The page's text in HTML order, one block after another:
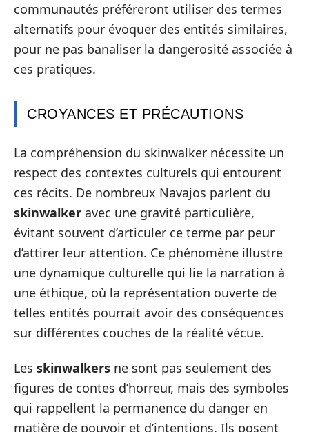
communautés préféreront utiliser des termes
alternatifs pour évoquer des entités similaires,
pour ne pas banaliser la dangerosité associée à
ces pratiques.
CROYANCES ET PRÉCAUTIONS
La compréhension du skinwalker nécessite un
respect des contextes culturels qui entourent
ces récits. De nombreux Navajos parlent du
skinwalker avec une gravité particulière,
évitant souvent d’articuler ce terme par peur
d’attirer leur attention. Ce phénomène illustre
une dynamique culturelle qui lie la narration à
une éthique, où la représentation ouverte de
telles entités pourrait avoir des conséquences
sur différentes couches de la réalité vécue.
Les skinwalkers ne sont pas seulement des
figures de contes d’horreur, mais des symboles
qui rappellent la permanence du danger en
matière de pouvoir et d’intentions. Ils posent